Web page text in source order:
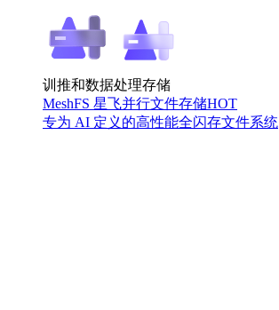
训推和数据处理存储
MeshFS 星飞并行文件存储HOT
专为 AI 定义的高性能全闪存文件系统